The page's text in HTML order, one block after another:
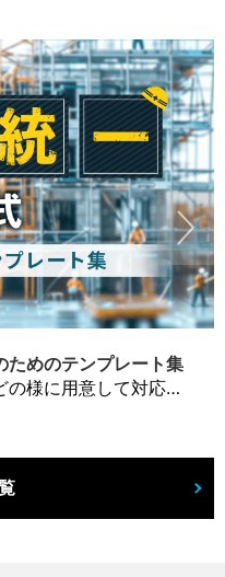
ためのテンプレート集
建設工事に関わる安全書類をどの様に用意して対応するか？関連書式テンプレートから書き方の注意点などの役立つコラムをbizoceanがお届けします。